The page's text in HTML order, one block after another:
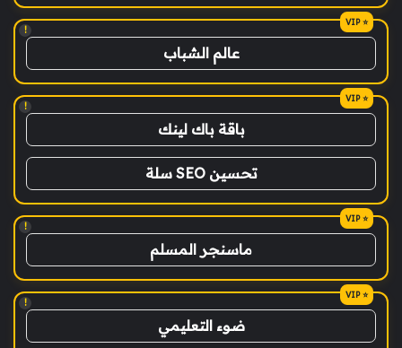
!
عالم الشباب
!
باقة باك لينك
تحسين SEO سلة
!
ماسنجر المسلم
!
ضوء التعليمي